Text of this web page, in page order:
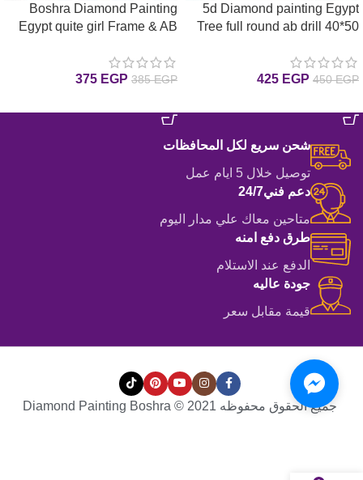
5d Diamond painting Egypt
Tree full round ab drill 40*50
450EGP
425 EGP
Boshra Diamond Painting
Egypt quite girl Frame & AB
30*40cm لوحة ماسية البنت
الهدئة بإطار خشب و دايموند إيه
385EGP
375 EGP
شحن سريع لكل المحافظات
توصيل خلال 5 ايام عمل
دعم فني24/7
متاحين معاك علي مدار اليوم
طرق دفع امنه
الدفع عند الاستلام
جودة عاليه
قيمة مقابل سعر
جميع الحقوق محفوظه Diamond Painting Boshra © 2021